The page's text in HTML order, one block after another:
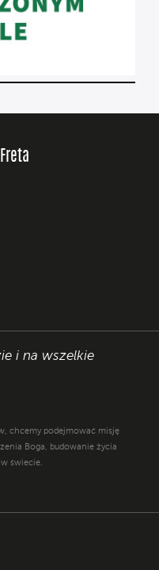
i na wszelkie
chcemy podejmować misję
Boga, budowanie życia
świecie.